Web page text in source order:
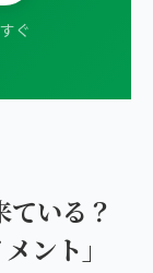
ぐ
いる？
ント」